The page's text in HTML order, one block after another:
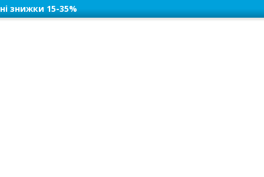
знижки 15-35%